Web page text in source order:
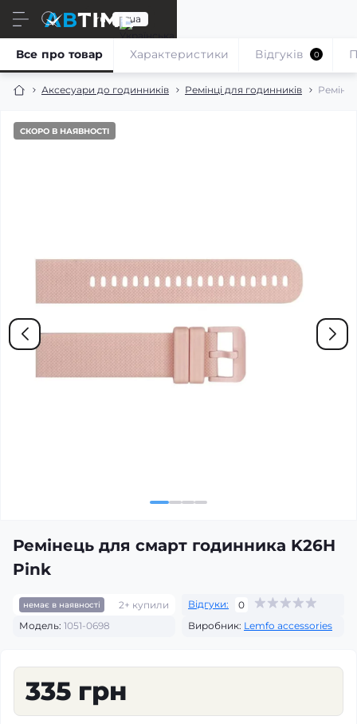
ru ua
Аксесуари до годинників Ремінці для годинників
Все про товар Характеристики Відгуків 0
СКОРО В НАЯВНОСТІ
Ремінець для смарт годинника K26H
Pink
немає в наявності 2+ купили Відгуки:
0
Модель: 1051-0698 Виробник: Lemfo accessories
335 грн